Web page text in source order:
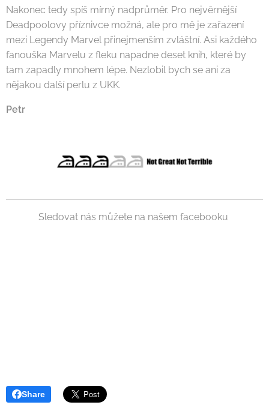
Nakonec tedy spíš mírný nadprůměr. Pro nejvěrnější
Deadpoolovy příznivce možná, ale pro mě je zařazení
mezi Legendy Marvel přinejmenším zvláštní. Asi každého
fanouška Marvelu z fleku napadne deset knih, které by
tam zapadly mnohem lépe. Nezlobil bych se ani za
nějakou další perlu z UKK.
Petr
Sledovat nás můžete na našem facebooku
Share